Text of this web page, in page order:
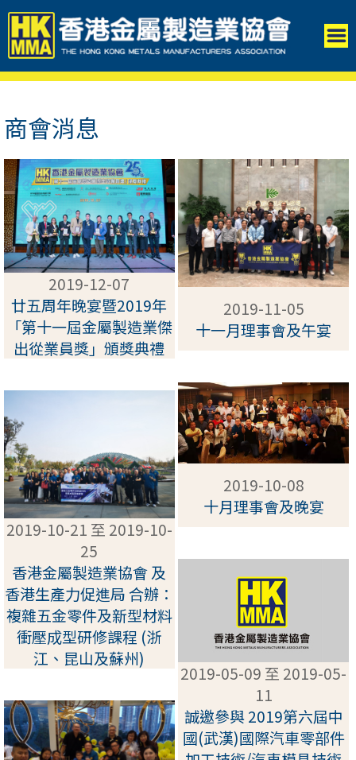
商會消息
2019-12-07
廿五周年晚宴暨2019年
「第十一屆金屬製造業傑
出從業員獎」頒獎典禮
2019-11-05
十一月理事會及午宴
2019-10-21 至 2019-10-
25
香港金屬製造業協會 及
香港生產力促進局 合辦：
複雜五金零件及新型材料
衝壓成型研修課程 (浙
江、昆山及蘇州)
2019-10-08
十月理事會及晚宴
2019-05-09 至 2019-05-
11
誠邀參與 2019第六屆中
國(武漢)國際汽車零部件